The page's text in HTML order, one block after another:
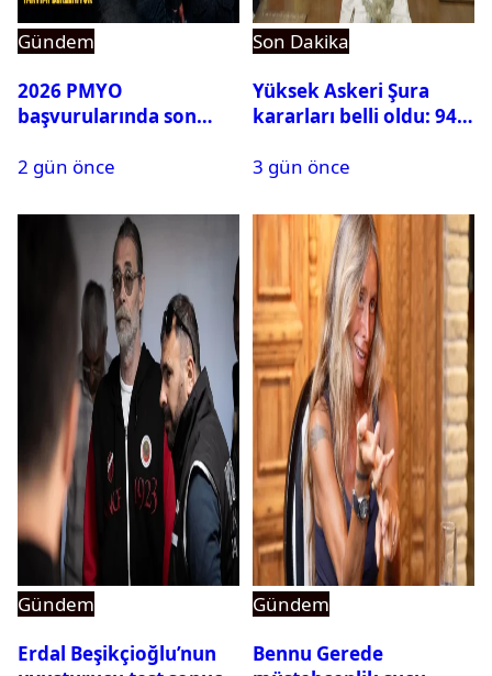
Gündem
2026 PMYO
başvurularında son
2 gün önce
Son Dakika
Yüksek Askeri Şura
kararları belli oldu: 94
3 gün önce
Gündem
Erdal Beşikçioğlu’nun
Gündem
Bennu Gerede